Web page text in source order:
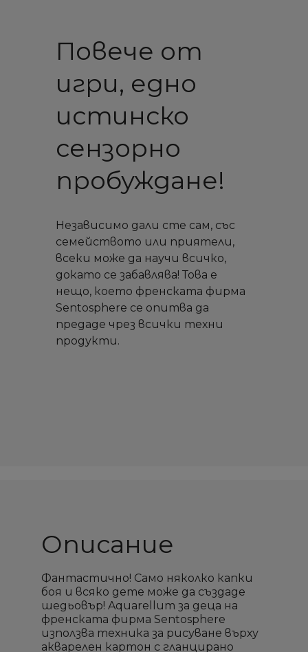
Повече от
игри, едно
истинско
сензорно
пробуждане!
Независимо дали сте сам, със
семейството или приятели,
всеки може да научи всичко,
докато се забавлява! Това е
нещо, което френската фирма
Sentosphere се опитва да
предаде чрез всички техни
продукти.
Описание
Фантастично! Само няколко капки
боя и всяко дете може да създаде
шедьовър! Aquarellum за деца на
френската фирма Sentosphere
използва техника за рисуване върху
акварелен картон с гланцирано